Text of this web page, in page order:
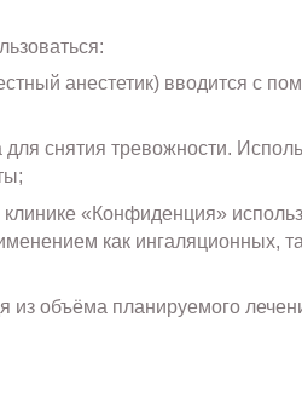
анестетик) вводится с
снятия тревожности.
«Конфиденция»
как ингаляционных,
из объёма планируемого